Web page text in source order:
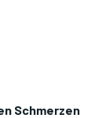
Schmerzen